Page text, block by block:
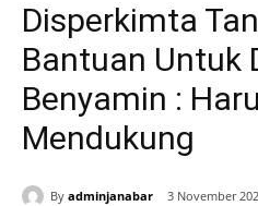
Disperkimta
Bantuan Untuk
Benyamin :
Mendukung
By adminjanabar 3 November